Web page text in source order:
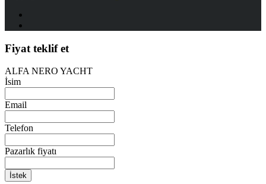
Fiyat teklif et
ALFA NERO YACHT
İsim
Email
Telefon
Pazarlık fiyatı
İstek